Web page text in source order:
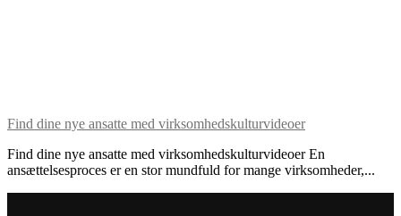
Find dine nye ansatte med virksomhedskulturvideoer
Find dine nye ansatte med virksomhedskulturvideoer En
ansættelsesproces er en stor mundfuld for mange virksomheder,...